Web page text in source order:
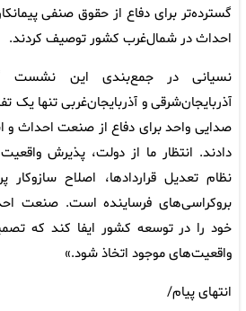
گسترده‌تر برای دفاع از حقوق صنفی
احداث در شمال‌غرب کشور توصیف کردند.
نسیانی در جمع‌بندی این نشست
آذربایجان‌شرقی و آذربایجان‌غربی تنها یک
صدایی واحد برای دفاع از صنعت احداث
دادند. انتظار ما از دولت، پذیرش
نظام تعدیل قراردادها، اصلاح
بروکراسی‌های فرساینده است. صنعت
خود را در توسعه کشور ایفا کند که
واقعیت‌های موجود اتخاذ شود.»
انتهای پیام/